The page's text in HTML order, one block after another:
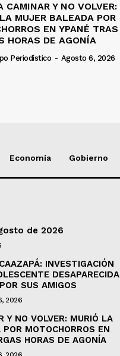
CAMINAR Y NO VOLVER:
MUJER BALEADA POR
EN YPANÉ TRAS
HORAS DE AGONÍA
Periodístico - Agosto 6, 2026
Economía Gobierno
de 2026
INVESTIGACIÓN
DESAPARECIDA
SUS AMIGOS
2026
Y NO VOLVER: MURIÓ LA
MOTOCHORROS EN
HORAS DE AGONÍA